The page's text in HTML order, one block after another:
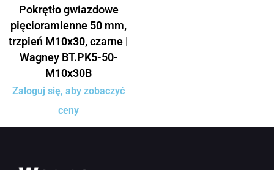
Pokrętło gwiazdowe
pięcioramienne 50 mm,
trzpień M10x30, czarne |
Wagney BT.PK5-50-
M10x30B
Zaloguj się, aby zobaczyć
ceny